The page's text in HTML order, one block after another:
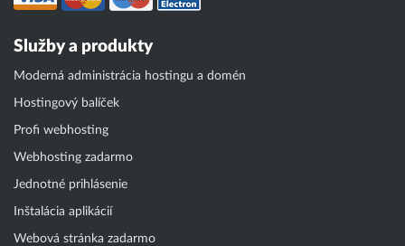
Služby a produkty
Moderná administrácia hostingu a domén
Hostingový balíček
Profi webhosting
Webhosting zadarmo
Jednotné prihlásenie
Inštalácia aplikácií
Webová stránka zadarmo